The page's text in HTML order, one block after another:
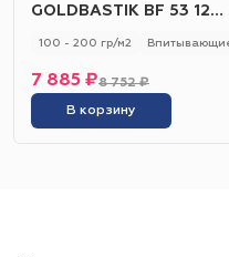
GOLDBASTIK BF 53 12
100 - 200 гр/м2
8 752 ₽
7 885 ₽
В корзину